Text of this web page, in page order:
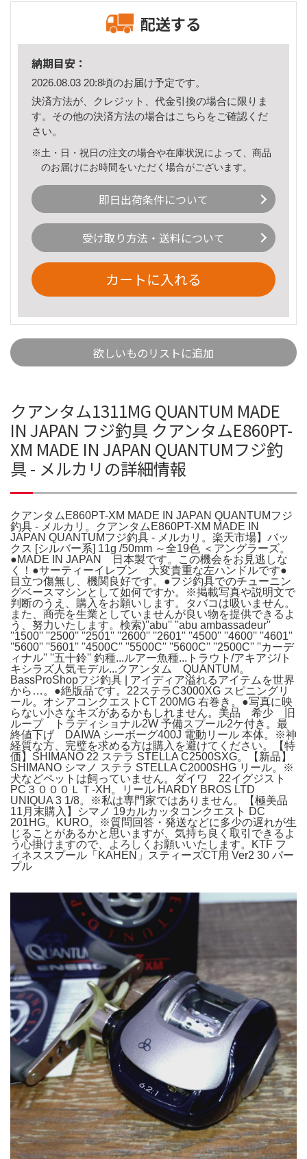
配送する
納期目安：
2026.08.03 20:8頃のお届け予定です。
決済方法が、クレジット、代金引換の場合に限りま
す。その他の決済方法の場合はこちら をご確認くだ
さい。
※土・日・祝日の注文の場合や在庫状況によって、商品
のお届けにお時間をいただく場合がございます。
即日出荷条件について
受け取り方法・送料について
カートに入れる
欲しいものリストに追加
クアンタム1311MG QUANTUM MADE
IN JAPAN フジ釣具 クアンタムE860PT-
XM MADE IN JAPAN QUANTUMフジ釣
具 - メルカリの詳細情報
クアンタムE860PT-XM MADE IN JAPAN QUANTUMフジ
釣具 - メルカリ。クアンタムE860PT-XM MADE IN
JAPAN QUANTUMフジ釣具 - メルカリ。楽天市場】バッ
クス [シルバー系] 11g /50mm ～全19色 ＜アングラーズ。
●MADE IN JAPAN 日本製です。この機会をお見逃しな
く！●サーティーイレブン 大変貴重な左ハンドルです●
目立つ傷無し、機関良好です。●フジ釣具でのチューニン
グベースマシンとして如何ですか。※掲載写真や説明文で
判断のうえ、購入をお願いします。タバコは吸いません。
また、商売を生業としていませんが良い物を提供できるよ
う、努力いたします。検索)''abu'' ''abu ambassadeur''
''1500'' ''2500'' ''2501'' ''2600'' ''2601'' ''4500'' ''4600'' ''4601''
''5600'' ''5601'' ''4500C'' ''5500C'' ''5600C'' ''2500C'' ''カーデ
ィナル'' ''五十鈴'' 釣種...ルアー魚種...トラウト/アキアジ/ト
キシラズ人気モデル...クアンタム QUANTUM。
BassProShopフジ釣具 | アイディア溢れるアイテムを世界
から…。●絶版品です。22ステラC3000XG スピニングリ
ール。オシアコンクエストCT 200MG 右巻き。●写真に映
らない小さなキズがあるかもしれません。美品 希少 旧
ループ トラディショナル2W 予備スプール2ケ付き。最
終値下げ DAIWA シーボーグ400J 電動リール 本体。※神
経質な方、完璧を求める方は購入を避けてください。【特
価】SHIMANO 22 ステラ STELLA C2500SXG。【新品】
SHIMANO シマノ ステラ STELLA C2000SHG リール。※
犬などペットは飼っていません。ダイワ 22イグジスト
PC３０００ＬＴ-XH。リール HARDY BROS LTD
UNIQUA 3 1/8。※私は専門家ではありません。【極美品
11月末購入】シマノ 19カルカッタコンクエスト DC
201HG。KURO。※質問回答・発送などに多少の遅れが生
じることがあるかと思いますが、気持ち良く取引できるよ
う心掛けますので、よろしくお願いいたします。KTF フ
ィネススプール「KAHEN」スティーズCT用 Ver2 30 パー
プル